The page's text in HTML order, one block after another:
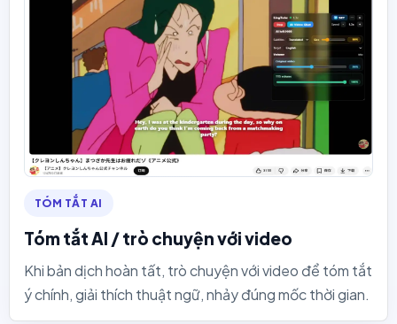
TÓM TẮT AI
Tóm tắt AI / trò chuyện với video
Khi bản dịch hoàn tất, trò chuyện với video để tóm tắt
ý chính, giải thích thuật ngữ, nhảy đúng mốc thời gian.